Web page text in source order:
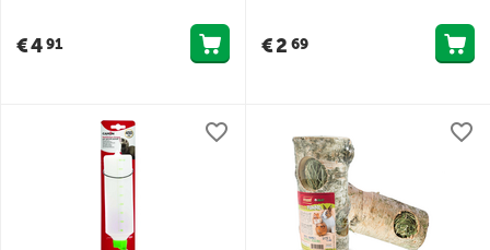
€491 €2 69